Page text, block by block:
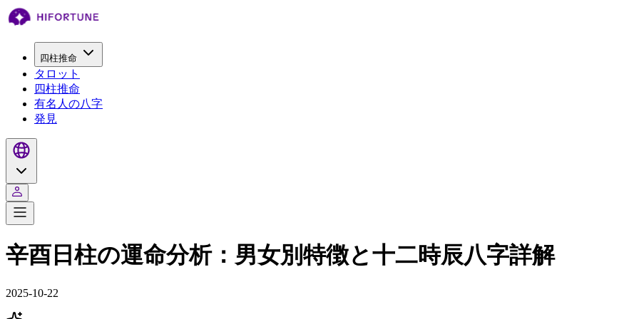
四柱推命
タロット
四柱推命
有名人の八字
発見
辛酉日柱の運命分析：男女別特徴と十二時辰八字詳解
2025-10-22